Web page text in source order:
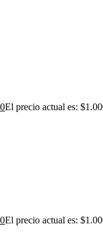
El precio actual es:
El precio actual es: